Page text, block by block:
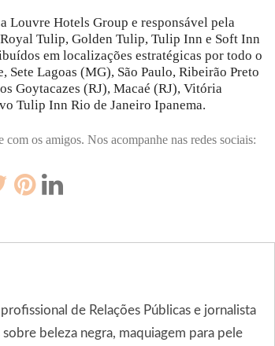
Louvre Hotels Group e responsável pela
Tulip, Golden Tulip, Tulip Inn e Soft Inn
em localizações estratégicas por todo o
Lagoas (MG), São Paulo, Ribeirão Preto
Goytacazes (RJ), Macaé (RJ), Vitória
Tulip Inn Rio de Janeiro Ipanema.
com os amigos. Nos acompanhe nas redes sociais:
de Relações Públicas e jornalista
beleza negra, maquiagem para pele